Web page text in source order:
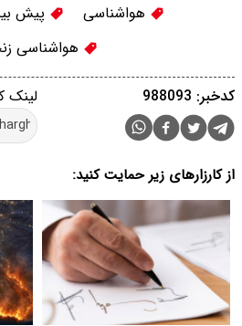
هواشناسی
پیش
هواشناسی
لینک کدخبر: 988093
از کارزارهای زیر حمایت کنید: